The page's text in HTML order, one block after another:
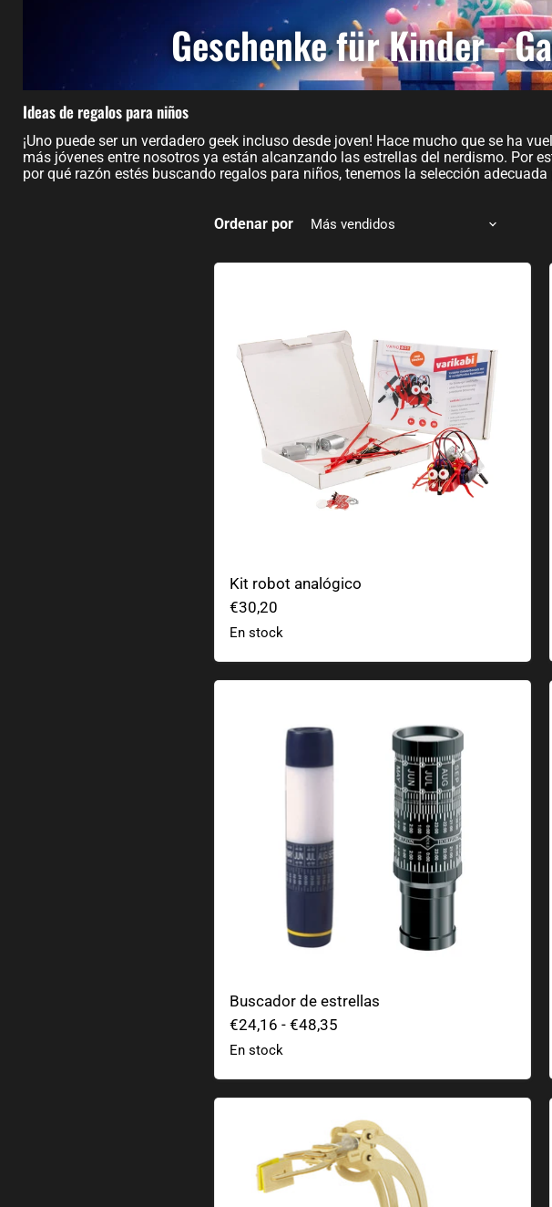
Geschenke für Kinder -
Ideas de regalos para niños
¡Uno puede ser un verdadero geek incluso desde joven! Hace mucho que se ha
más jóvenes entre nosotros ya están alcanzando las estrellas del nerdismo. Por
por qué razón estés buscando regalos para niños, tenemos la selección adecuada
Ordenar por
Kit robot analógico
€30,20
En stock
Buscador de estrellas
€24,16 - €48,35
En stock
Kit brazo robótico hidráulico